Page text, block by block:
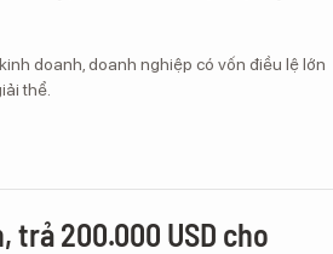
doanh, doanh nghiệp có vốn điều lệ lớn
thể.
trả 200.000 USD cho